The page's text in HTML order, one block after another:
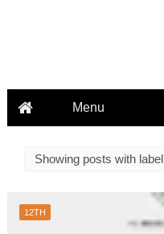
Showing posts with label
12TH